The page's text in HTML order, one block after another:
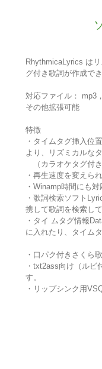
RhythmicaLyrics は
グ付き歌詞が作成で
対応ファイル： mp3
その他拡張可能
特徴
・タイムタグ挿入位
より、リズミカルな
（カラオケタグ付き
・再生速度を変えられ
・Winamp時間にも対
・歌詞検索ソフト
携して歌詞を検索し
・タイ ムタグ情報
に入れたり、タイム
・口パク付きさくら
・txt2ass向け（ルビ
す。
・リップシンク用